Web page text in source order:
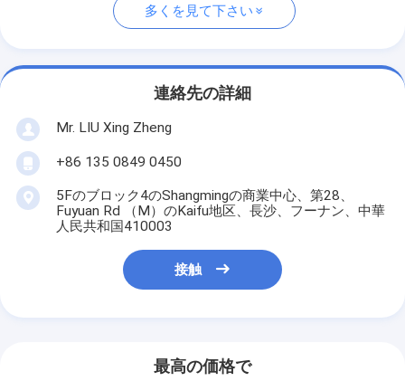
多くを見て下さい
連絡先の詳細
Mr. LIU Xing Zheng
+86 135 0849 0450
5Fのブロック4のShangmingの商業中心、第28、
Fuyuan Rd （M）のKaifu地区、長沙、フーナン、中華
人民共和国410003
接触
最高の価格で